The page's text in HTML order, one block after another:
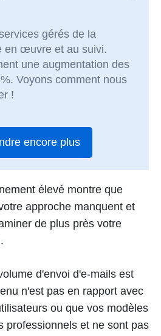
gérés de la
en œuvre et au suivi.
une augmentation des
Voyons comment nous
!
encore plus
élevé montre que
approche manquent et
de plus près votre
d'envoi d'e-mails est
n'est pas en rapport avec
ou que vos modèles
professionnels et ne sont pas